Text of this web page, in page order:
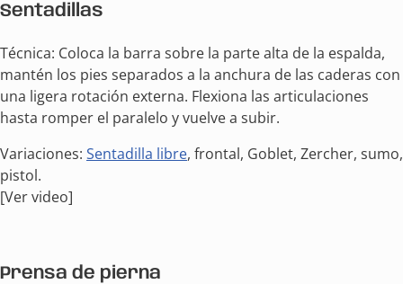
Sentadillas
Técnica: Coloca la barra sobre la parte alta de la espalda,
mantén los pies separados a la anchura de las caderas con
una ligera rotación externa. Flexiona las articulaciones
hasta romper el paralelo y vuelve a subir.
Variaciones: Sentadilla libre, frontal, Goblet, Zercher, sumo,
pistol.
[Ver video]
Prensa de pierna